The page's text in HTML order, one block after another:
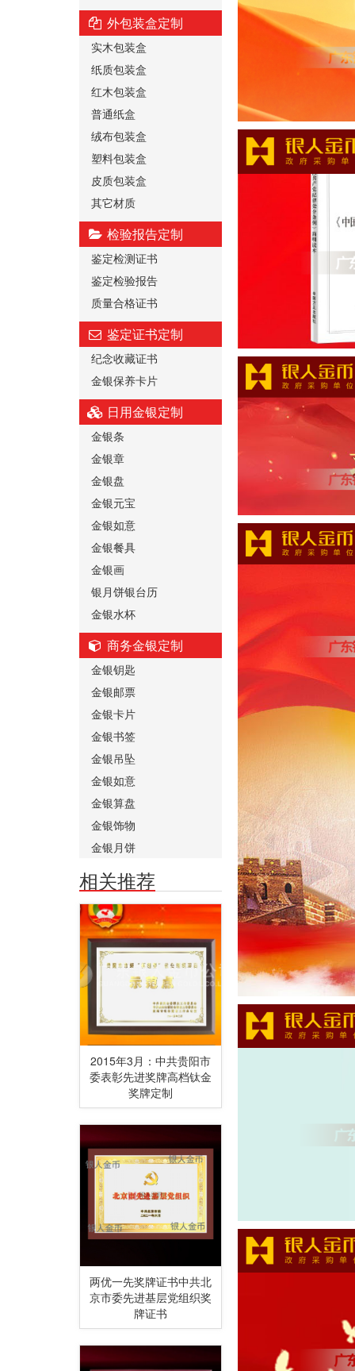
外包装盒定制
实木包装盒
纸质包装盒
红木包装盒
普通纸盒
绒布包装盒
塑料包装盒
皮质包装盒
其它材质
检验报告定制
鉴定检测证书
鉴定检验报告
质量合格证书
鉴定证书定制
纪念收藏证书
金银保养卡片
日用金银定制
金银条
金银章
金银盘
金银元宝
金银如意
金银餐具
金银画
银月饼银台历
金银水杯
商务金银定制
金银钥匙
金银邮票
金银卡片
金银书签
金银吊坠
金银如意
金银算盘
金银饰物
金银月饼
相关推荐
2015年3月：中共贵阳市
委表彰先进奖牌高档钛金
奖牌定制
两优一先奖牌证书中共北
京市委先进基层党组织奖
牌证书